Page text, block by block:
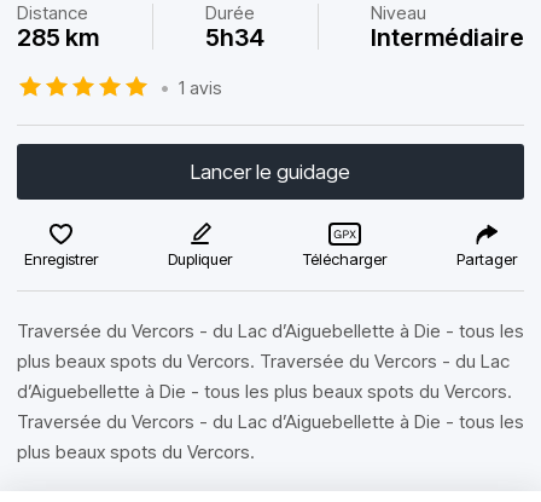
Distance
285 km
Durée
5h34
Niveau
Intermédiaire
• 1 avis
Lancer le guidage
Enregistrer Dupliquer Télécharger Partager
Traversée du Vercors - du Lac d’Aiguebellette à Die - tous les
plus beaux spots du Vercors. Traversée du Vercors - du Lac
d’Aiguebellette à Die - tous les plus beaux spots du Vercors.
Traversée du Vercors - du Lac d’Aiguebellette à Die - tous les
plus beaux spots du Vercors.